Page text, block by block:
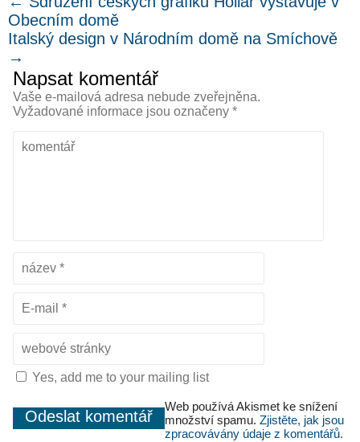
Obecním domě
Italský design v Národním domě na Smíchově
→
Napsat komentář
Vaše e-mailová adresa nebude zveřejněna.
Vyžadované informace jsou označeny *
Yes, add me to your mailing list
Web používá Akismet ke snížení
množství spamu. Zjistěte, jak jsou
zpracovávány údaje z komentářů.